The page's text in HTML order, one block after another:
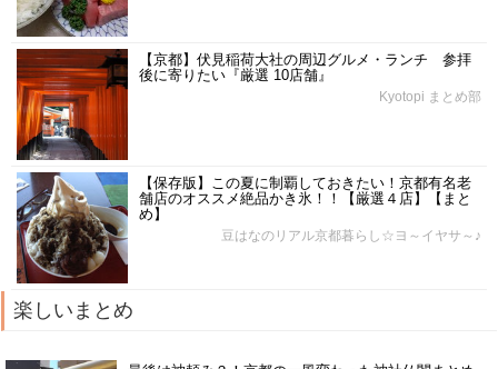
【京都】伏見稲荷大社の周辺グルメ・ランチ 参拝
後に寄りたい『厳選 10店舗』
Kyotopi まとめ部
【保存版】この夏に制覇しておきたい！京都有名老
舗店のオススメ絶品かき氷！！【厳選４店】【まと
め】
豆はなのリアル京都暮らし☆ヨ～イヤサ～♪
楽しいまとめ